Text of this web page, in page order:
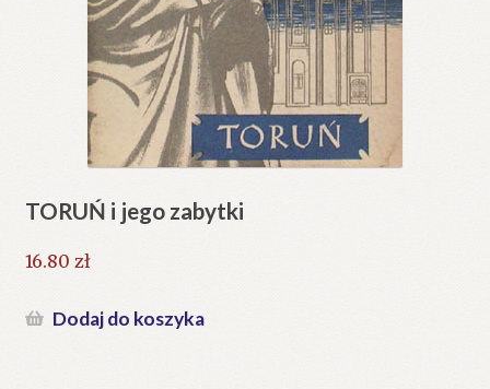
TORUŃ i jego zabytki
16.80 zł
Dodaj do koszyka